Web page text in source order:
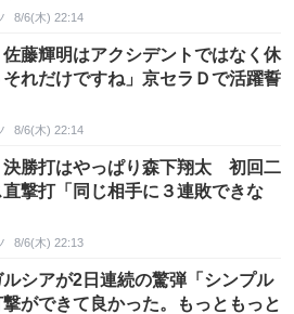
8/6(木) 22:14
佐藤輝明はアクシデントではなく休
れだけですね」京セラＤで活躍誓
8/6(木) 22:14
決勝打はやっぱり森下翔太 初回二
撃打「同じ相手に３連敗できな
8/6(木) 22:13
シアが2日連続の驚弾「シンプル
ができて良かった。もっともっと